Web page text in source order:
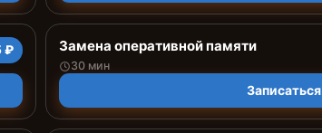
₽ Замена оперативной памяти
30 мин
Записаться